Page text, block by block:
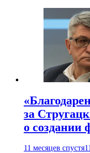
за
о создании
11 месяцев спустя